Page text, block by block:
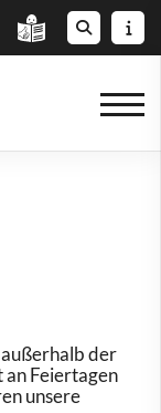
der
an Feiertagen
unsere